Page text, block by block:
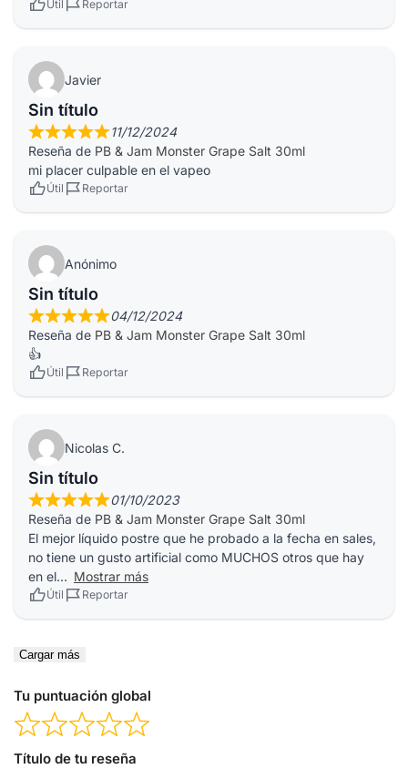
Útil Reportar
Javier
Sin título
11/12/2024
Reseña de PB & Jam Monster Grape Salt 30ml
mi placer culpable en el vapeo
Útil Reportar
Anónimo
Sin título
04/12/2024
Reseña de PB & Jam Monster Grape Salt 30ml
👍
Útil Reportar
Nicolas C.
Sin título
01/10/2023
Reseña de PB & Jam Monster Grape Salt 30ml
El mejor líquido postre que he probado a la fecha en sales,
no tiene un gusto artificial como MUCHOS otros que hay
en el
Mostrar más
Útil Reportar
Cargar más
Tu puntuación global
Título de tu reseña